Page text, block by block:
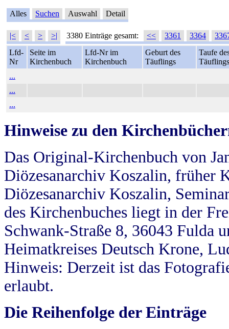
Alles Suchen Auswahl Detail
|< < > >| 3380 Einträge gesamt: << 3361 3364
Lfd-
Nr
Seite im
Kirchenbuch
Lfd-Nr im
Kirchenbuch
Geburt des
Täuflings
Taufe
Täuflings
...
...
...
Hinweise zu den
Das Original-Kirchenbuch von
Diözesanarchiv Koszalin, früher
Diözesanarchiv Koszalin,
des Kirchenbuches liegt in der
Schwank-Straße 8, 36043 Fulda
Heimatkreises Deutsch Krone,
Hinweis: Derzeit ist das
erlaubt.
Die Reihenfolge der Einträge